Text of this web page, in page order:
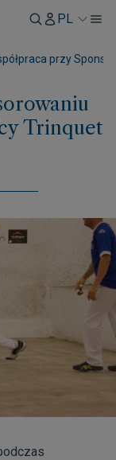
PL
przy
Trinquet